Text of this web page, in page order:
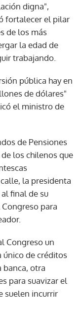
digna",
fortalecer el pilar
de los más
la edad de
trabajando.
pública hay en
de dólares"
el ministro de
de Pensiones
los chilenos que
la presidenta
final de su
para
Congreso un
único de créditos
banca, otra
para suavizar el
suelen incurrir